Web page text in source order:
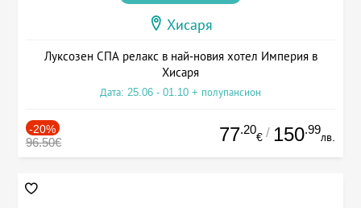
Хисаря
Луксозен СПА релакс в най-новия хотел Империя в
Хисаря
Дата: 25.06 - 01.10 + полупансион
-20%
96.50€ 77.20
€ / 150.99
лв.